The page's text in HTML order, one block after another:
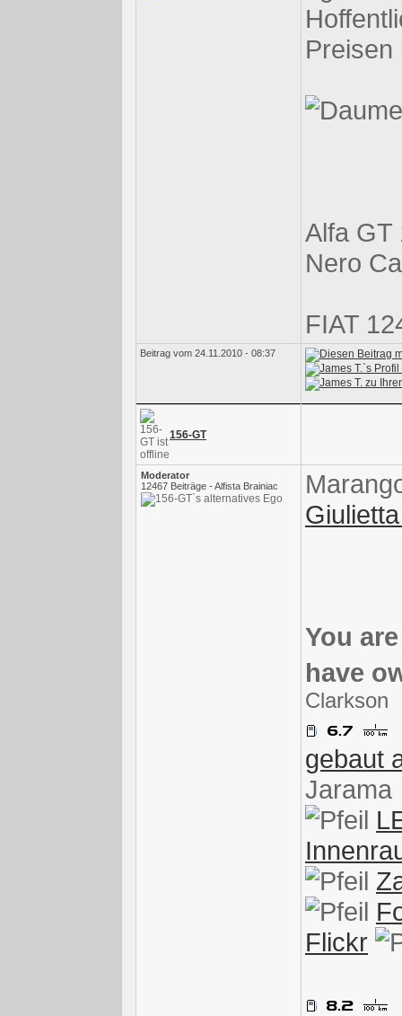
Preisen
Alfa GT
Nero
FIAT
Beitrag vom 24.11.2010 - 08:37
156-GT
Moderator
12467 Beiträge - Alfista Brainiac
You
have
Clarkson
gebaut
Jarama
Flickr